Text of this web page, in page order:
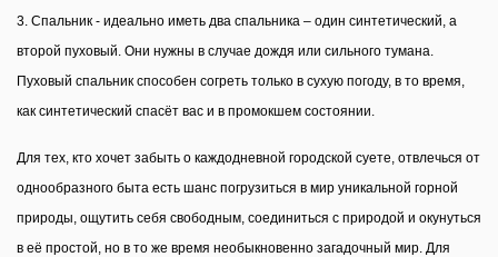
3. Спальник - идеально иметь два спальника – один синтетический, а
второй пуховый. Они нужны в случае дождя или сильного тумана.
Пуховый спальник способен согреть только в сухую погоду, в то время,
как синтетический спасёт вас и в промокшем состоянии.
Для тех, кто хочет забыть о каждодневной городской суете, отвлечься от
однообразного быта есть шанс погрузиться в мир уникальной горной
природы, ощутить себя свободным, соединиться с природой и окунуться
в её простой, но в то же время необыкновенно загадочный мир. Для